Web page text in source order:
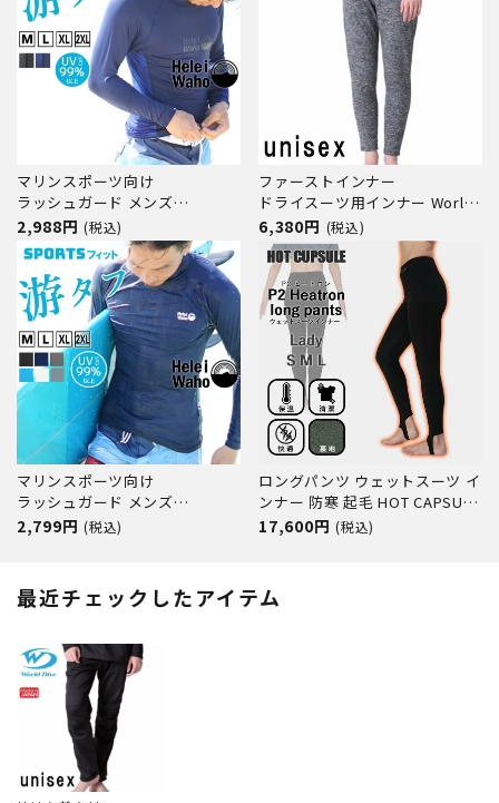
マリンスポーツ向け
ラッシュガード メンズ
HeleiWaho ヘレイワホ 長袖
UPF50+ で UVカット 大きいサ
イズ 対応 サーフィン や ウェッ
トスーツ の インナー
2,988円 (税込)
ファーストインナー
ドライスーツ用インナー World
Dive / ワールドダイブ アンダー
ウォーマー PANTS WUWP
6,380円 (税込)
マリンスポーツ向け
ラッシュガード メンズ
HeleiWaho ヘレイワホ 長袖
トスーツ の インナー
2,799円 (税込)
ロングパンツ ウェットスーツ イ
ンナー 防寒 起毛 HOT CAPSULE
ホットカプセル P2ヒートロン
ズ ウィンターアイテム
17,600円 (税込)
最近チェックしたアイテム